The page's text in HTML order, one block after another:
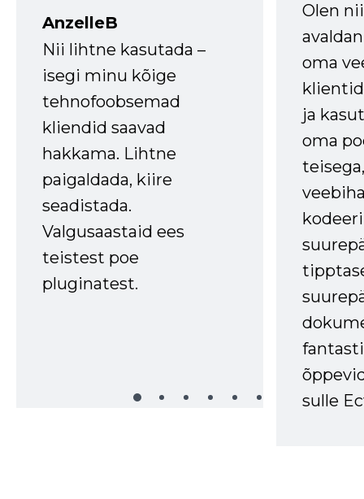
AnzelleB
Nii lihtne kasutada –
isegi minu kõige
tehnofoobsemad
kliendid saavad
hakkama. Lihtne
paigaldada, kiire
seadistada.
Valgusaastaid ees
teistest poe
pluginatest.
Olen
oma
ja
oma
sulle